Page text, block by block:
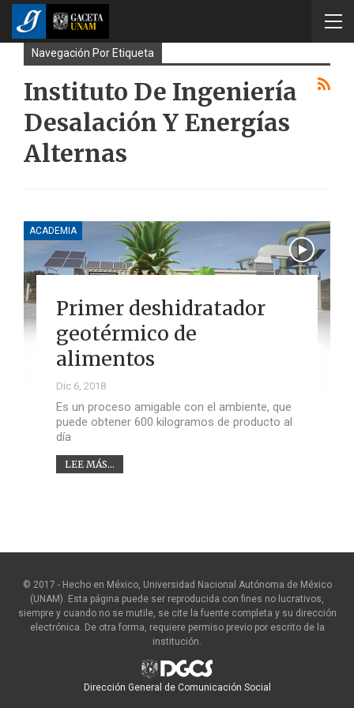
Navegación Por Etiqueta
Instituto De Ingeniería
Desalación Y Energías
Alternas
ACADEMIA
Primer deshidratador
geotérmico de
alimentos
Dic 6, 2018
Es un proceso amigable con el ambiente, que
puede obtener 600 kilogramos de producto al
día
LEE MÁS...
© 2017 - Hecho en México, Universidad Nacional Autónoma de México
(UNAM). Esta página puede ser reproducida con fines no lucrativos,
siempre y cuando no se mutile, se cite la fuente completa y su dirección
electrónica. De otra forma, requiere permiso previo por escrito de la
institución.
Dirección General de Comunicación Social